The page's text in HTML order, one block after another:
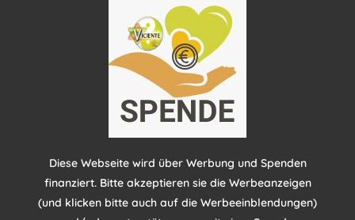
Diese Webseite wird über Werbung und Spenden
finanziert. Bitte akzeptieren sie die Werbeanzeigen
(und klicken bitte auch auf die Werbeeinblendungen)